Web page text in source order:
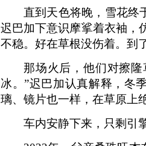
直到天色将晚，雪花终
迟巴加下意识摩挲着衣袖，
不稳。好在草根没伤着。到
那场火后，他们对擦
冰。”迟巴加认真解释，冬
璃、镜片也一样，在草原上
车内安静下来，只剩引